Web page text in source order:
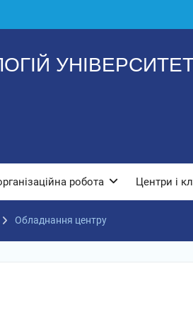
робота Центри і
Обладнання центру